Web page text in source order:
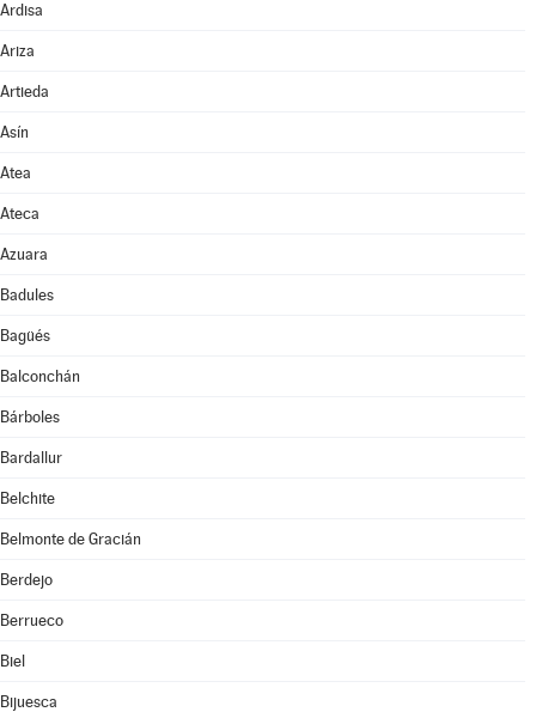
Ardisa
Ariza
Artieda
Asín
Atea
Ateca
Azuara
Badules
Bagüés
Balconchán
Bárboles
Bardallur
Belchite
Belmonte de Gracián
Berdejo
Berrueco
Biel
Bijuesca